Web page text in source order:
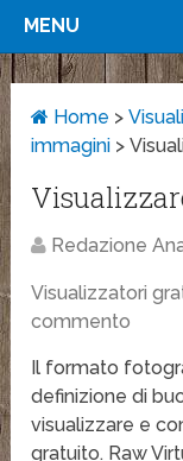
MENU
Home >
immagini >
Redazione
Visualizzatori
commento
Il formato
definizione di
visualizzare e
gratuito. Raw